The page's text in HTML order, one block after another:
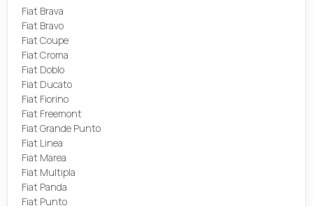
Fiat Brava
Fiat Bravo
Fiat Coupe
Fiat Croma
Fiat Doblo
Fiat Ducato
Fiat Fiorino
Fiat Freemont
Fiat Grande Punto
Fiat Linea
Fiat Marea
Fiat Multipla
Fiat Panda
Fiat Punto